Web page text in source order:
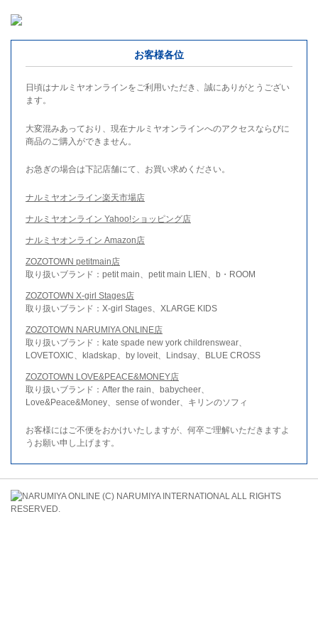
お客様各位
日頃はナルミヤオンラインをご利用いただき、誠にありがとうござい
ます。
大変混みあっており、現在ナルミヤオンラインへのアクセスならびに
商品のご購入ができません。
お急ぎの場合は下記店舗にて、お買い求めください。
ナルミヤオンライン楽天市場店
ナルミヤオンライン Yahoo!ショッピング店
ナルミヤオンライン Amazon店
ZOZOTOWN petitmain店
取り扱いブランド：petit main、petit main LIEN、b・ROOM
ZOZOTOWN X-girl Stages店
取り扱いブランド：X-girl Stages、XLARGE KIDS
ZOZOTOWN NARUMIYA ONLINE店
取り扱いブランド：kate spade new york childrenswear、
LOVETOXIC、kladskap、by loveit、Lindsay、BLUE CROSS
ZOZOTOWN LOVE&PEACE&MONEY店
取り扱いブランド：After the rain、babycheer、
Love&Peace&Money、sense of wonder、キリンのソフィ
お客様にはご不便をおかけいたしますが、何卒ご理解いただきますよ
うお願い申し上げます。